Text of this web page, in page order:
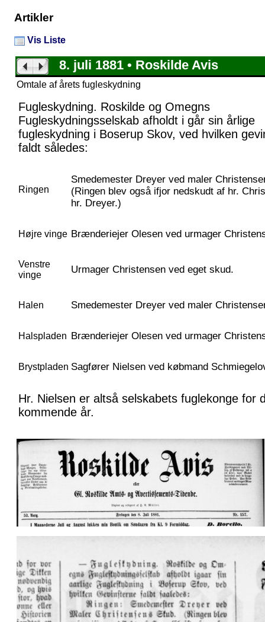
Artikler
Vis Liste
8. juli 1881 • Roskilde Avis
Omtale af årets fugleskydning
Fugleskydning. Roskilde og Omegns
Fugleskydningsselskab afholdt i går sin årlige
fugleskydning i Boserup Skov, ved hvilken
faldt således:
Ringen
Smedemester Dreyer ved maler
(Ringen blev også ifjor nedskudt af hr.
hr. Dreyer.)
Højre vinge Brænderiejer Olesen ved urmager
Venstre
vinge
Urmager Christensen ved eget skud.
Halen Smedemester Dreyer ved maler
Halspladen Brænderiejer Olesen ved urmager
Brystpladen Sagfører Nielsen ved købmand
Hr. Nielsen er altså selskabets fuglekonge for
kommende år.